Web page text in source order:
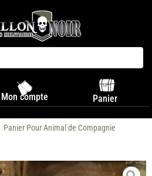
Mon compte Panier
Panier Pour Animal de Compagnie